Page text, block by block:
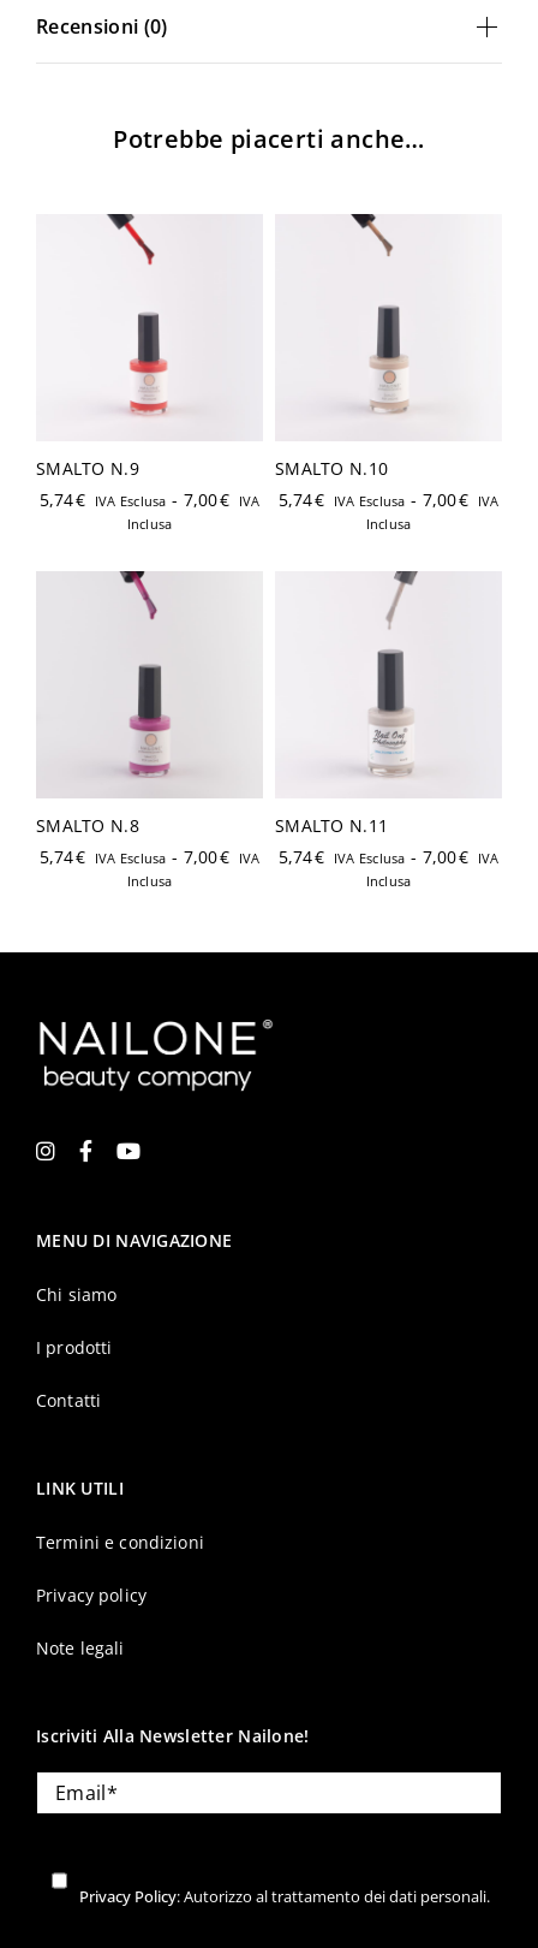
Password dimenticata?
Ricordami
Recensioni (0)
Potrebbe piacerti anche…
SMALTO N.9
5,74€ IVA Esclusa - 7,00€ IVA
Inclusa
SMALTO N.10
5,74€ IVA Esclusa - 7,00€ IVA
Inclusa
SMALTO N.8
5,74€ IVA Esclusa - 7,00€ IVA
Inclusa
SMALTO N.11
5,74€ IVA Esclusa - 7,00€ IVA
Inclusa
MENU DI NAVIGAZIONE
Chi siamo
I prodotti
Contatti
LINK UTILI
Termini e condizioni
Privacy policy
Note legali
Iscriviti Alla Newsletter Nailone!
Privacy Policy: Autorizzo al trattamento dei dati personali.